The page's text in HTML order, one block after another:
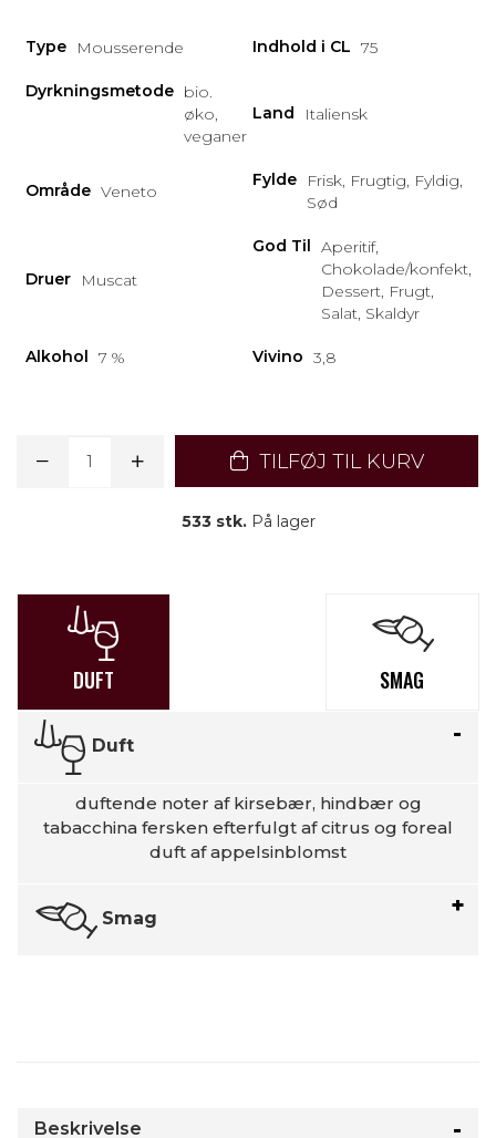
Type Mousserende Indhold i CL 75
Dyrkningsmetode bio.
øko,
veganer
Land Italiensk
Område Veneto
Fylde
Frisk, Frugtig, Fyldig,
Sød
Druer Muscat
God Til Aperitif,
Chokolade/konfekt,
Dessert, Frugt,
Salat, Skaldyr
Alkohol 7 % Vivino 3,8
TILFØJ TIL KURV
533 stk.På lager
DUFT SMAG
Duft
duftende noter af kirsebær, hindbær og
tabacchina fersken efterfulgt af citrus og foreal
duft af appelsinblomst
Smag
Beskrivelse